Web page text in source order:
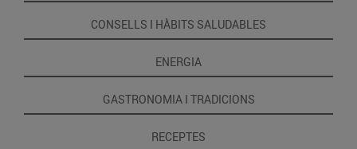
CONSELLS I HÀBITS SALUDABLES
ENERGIA
GASTRONOMIA I TRADICIONS
RECEPTES